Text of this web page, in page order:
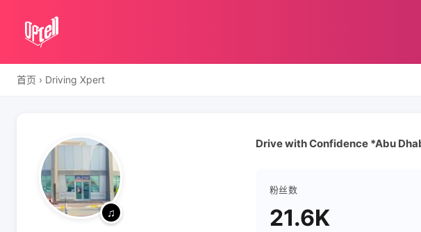
首页 › Driving Xpert
Drive with Confidence *Abu
粉丝数
21.6K